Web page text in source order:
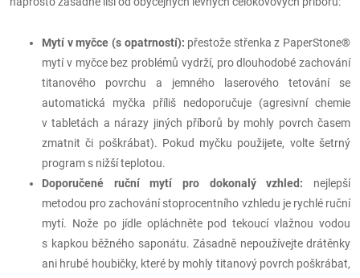
Mytí v myčce (s opatrností): přestože střenka z PaperStone®
mytí v myčce bez problémů vydrží, pro dlouhodobé zachování
titanového povrchu a jemného laserového tetování se
automatická myčka příliš nedoporučuje (agresivní chemie
v tabletách a nárazy jiných příborů by mohly povrch časem
zmatnit či poškrábat). Pokud myčku použijete, volte šetrný
program s nižší teplotou.
Doporučené ruční mytí pro dokonalý vzhled: nejlepší
metodou pro zachování stoprocentního vzhledu je rychlé ruční
mytí. Nože po jídle opláchněte pod tekoucí vlažnou vodou
s kapkou běžného saponátu. Zásadně nepoužívejte drátěnky
ani hrubé houbičky, které by mohly titanový povrch poškrábat,